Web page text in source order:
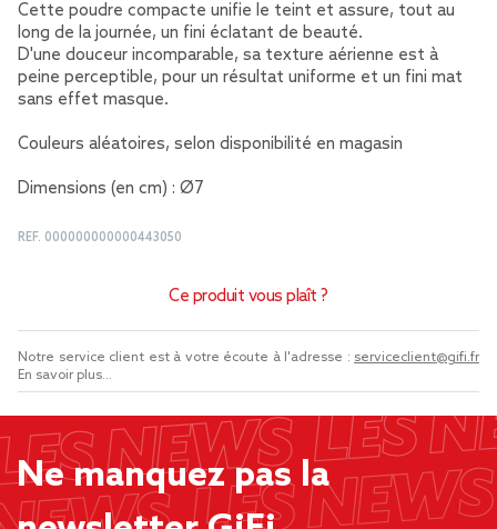
Cette poudre compacte unifie le teint et assure, tout au
long de la journée, un fini éclatant de beauté.
D'une douceur incomparable, sa texture aérienne est à
peine perceptible, pour un résultat uniforme et un fini mat
sans effet masque.
Couleurs aléatoires, selon disponibilité en magasin
Dimensions (en cm) : Ø7
REF. 000000000000443050
Ce produit vous plaît ?
Notre service client est à votre écoute à l'adresse : serviceclient@gifi.fr
En savoir plus...
Ne manquez pas la